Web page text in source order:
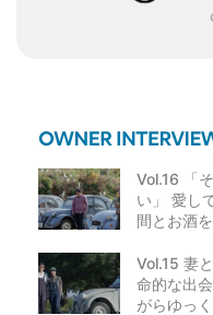
Vol.16 「
い」 愛し
間とお酒
Vol.15 妻
命的な出
がらゆっ